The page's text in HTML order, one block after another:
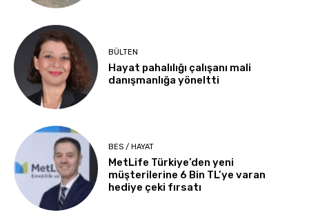
BÜLTEN
Hayat pahalılığı çalışanı mali
danışmanlığa yöneltti
BES / HAYAT
MetLife Türkiye’den yeni
müşterilerine 6 Bin TL’ye varan
hediye çeki fırsatı